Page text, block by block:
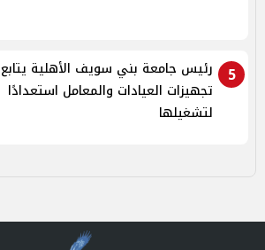
5
رئيس جامعة بني سويف الأهلية يتابع
تجهيزات العيادات والمعامل استعدادًا
لتشغيلها